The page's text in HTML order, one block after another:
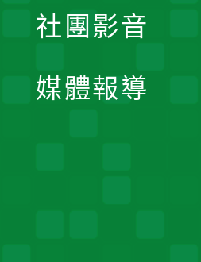
社團影音
媒體報導